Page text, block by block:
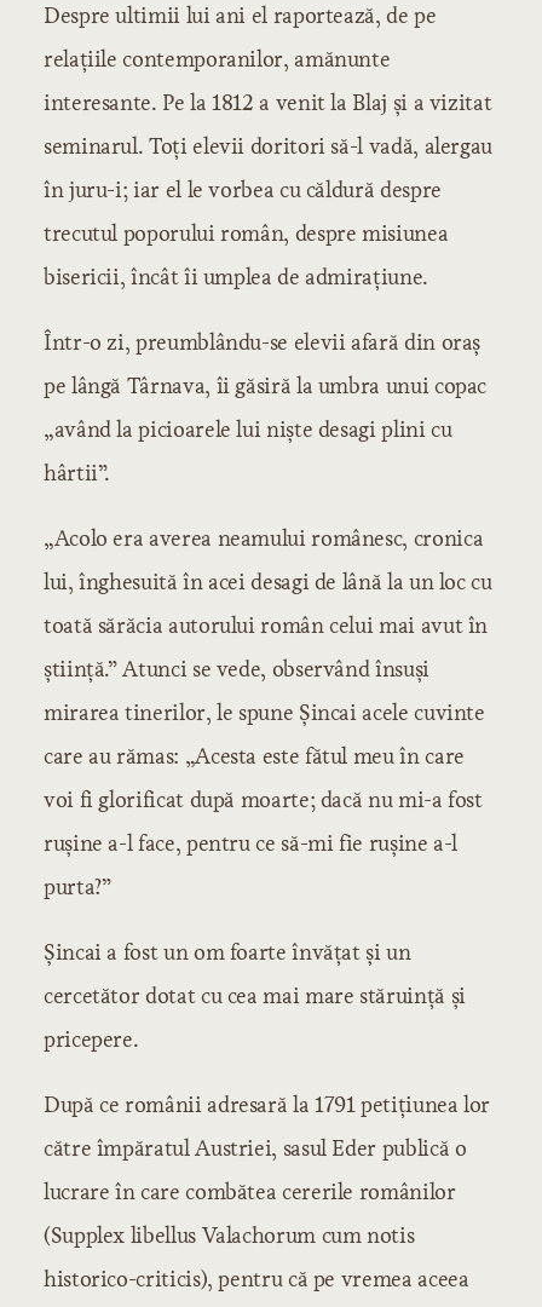
Perioada critică
Epoca polemicilor literare
Epoca lui Eminescu
1880-1890
1890-1900
IV. Literatura care se formează
Despre ultimii lui ani el raportează, de pe
relaţiile contemporanilor, amănunte
interesante. Pe la 1812 a venit la Blaj şi a vizitat
seminarul. Toţi elevii doritori să-l vadă, alergau
în juru-i; iar el le vorbea cu căldură despre
trecutul poporului român, despre misiunea
bisericii, încât îi umplea de admiraţiune.
Într-o zi, preumblându-se elevii afară din oraş
pe lângă Târnava, îi găsiră la umbra unui copac
„având la picioarele lui nişte desagi plini cu
hârtii”.
„Acolo era averea neamului românesc, cronica
lui, înghesuită în acei desagi de lână la un loc cu
toată sărăcia autorului român celui mai avut în
ştiinţă.” Atunci se vede, observând însuşi
mirarea tinerilor, le spune Şincai acele cuvinte
care au rămas: „Acesta este fătul meu în care
voi fi glorificat după moarte; dacă nu mi-a fost
ruşine a-l face, pentru ce să-mi fie ruşine a-l
purta?”
Şincai a fost un om foarte învăţat şi un
cercetător dotat cu cea mai mare stăruinţă şi
pricepere.
După ce românii adresară la 1791 petiţiunea lor
către împăratul Austriei, sasul Eder publică o
lucrare în care combătea cererile românilor
(Supplex libellus Valachorum cum notis
historico-criticis), pentru că pe vremea aceea